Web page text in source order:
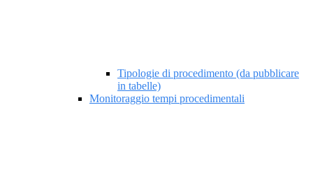
Tipologie di procedimento (da pubblicare
in tabelle)
Monitoraggio tempi procedimentali